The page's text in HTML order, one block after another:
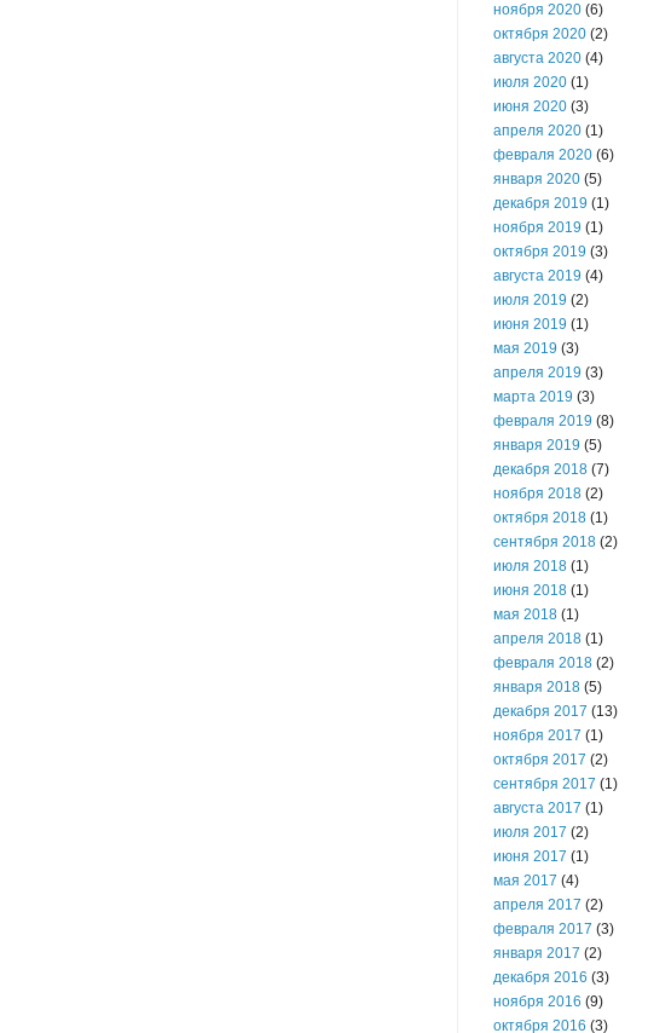
ноября 2020 (6)
октября 2020 (2)
августа 2020 (4)
июля 2020 (1)
июня 2020 (3)
апреля 2020 (1)
февраля 2020 (6)
января 2020 (5)
декабря 2019 (1)
ноября 2019 (1)
октября 2019 (3)
августа 2019 (4)
июля 2019 (2)
июня 2019 (1)
мая 2019 (3)
апреля 2019 (3)
марта 2019 (3)
февраля 2019 (8)
января 2019 (5)
декабря 2018 (7)
ноября 2018 (2)
октября 2018 (1)
сентября 2018 (2)
июля 2018 (1)
июня 2018 (1)
мая 2018 (1)
апреля 2018 (1)
февраля 2018 (2)
января 2018 (5)
декабря 2017 (13)
ноября 2017 (1)
октября 2017 (2)
сентября 2017 (1)
августа 2017 (1)
июля 2017 (2)
июня 2017 (1)
мая 2017 (4)
апреля 2017 (2)
февраля 2017 (3)
января 2017 (2)
декабря 2016 (3)
ноября 2016 (9)
октября 2016 (3)